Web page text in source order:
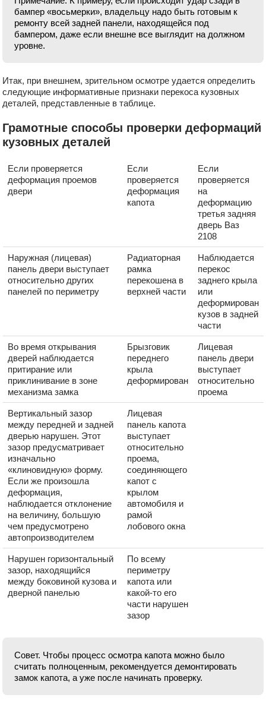
бампер «восьмерки», владельцу надо быть готовым к
ремонту всей задней панели, находящейся под
бампером, даже если внешне все выглядит на должном
уровне.
Итак, при внешнем, зрительном осмотре удается определить
следующие информативные признаки перекоса кузовных
деталей, представленные в таблице.
Грамотные способы проверки деформаций
кузовных деталей
Если проверяется
деформация проемов
двери
Если
проверяется
деформация
капота
Если
проверяется
на
деформацию
третья задняя
дверь Ваз
2108
Наружная (лицевая)
панель двери выступает
относительно других
панелей по периметру
Радиаторная
рамка
перекошена в
верхней части
Наблюдается
перекос
заднего крыла
или
деформирован
кузов в задней
части
Во время открывания
дверей наблюдается
притирание или
приклинивание в зоне
механизма замка
Брызговик
переднего
крыла
деформирован
Лицевая
панель двери
выступает
относительно
проема
Вертикальный зазор
между передней и задней
дверью нарушен. Этот
зазор предусматривает
изначально
«клиновидную» форму.
Если же произошла
деформация,
наблюдается отклонение
на величину, большую
чем предусмотрено
автопроизводителем
Лицевая
панель капота
выступает
относительно
проема,
соединяющего
капот с
крылом
автомобиля и
рамой
лобового окна
Нарушен горизонтальный
зазор, находящийся
между боковиной кузова и
дверной панелью
По всему
периметру
капота или
какой-то его
части нарушен
зазор
Совет. Чтобы процесс осмотра капота можно было
считать полноценным, рекомендуется демонтировать
замок капота, а уже после начинать проверку.